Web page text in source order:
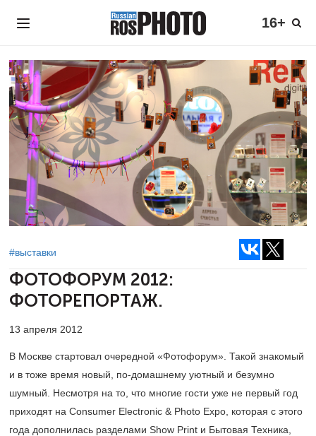
16+
#выставки
ФОТОФОРУМ 2012:
ФОТОРЕПОРТАЖ.
13 апреля 2012
В Москве стартовал очередной «Фотофорум». Такой знакомый
и в тоже время новый, по-домашнему уютный и безумно
шумный. Несмотря на то, что многие гости уже не первый год
приходят на Consumer Electronic & Photo Expo, которая с этого
года дополнилась разделами Show Print и Бытовая Техника,